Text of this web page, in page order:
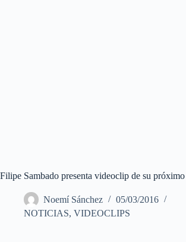
Filipe Sambado presenta videoclip de su
Noemí Sánchez
05/03/2016
NOTICIAS, VIDEOCLIPS